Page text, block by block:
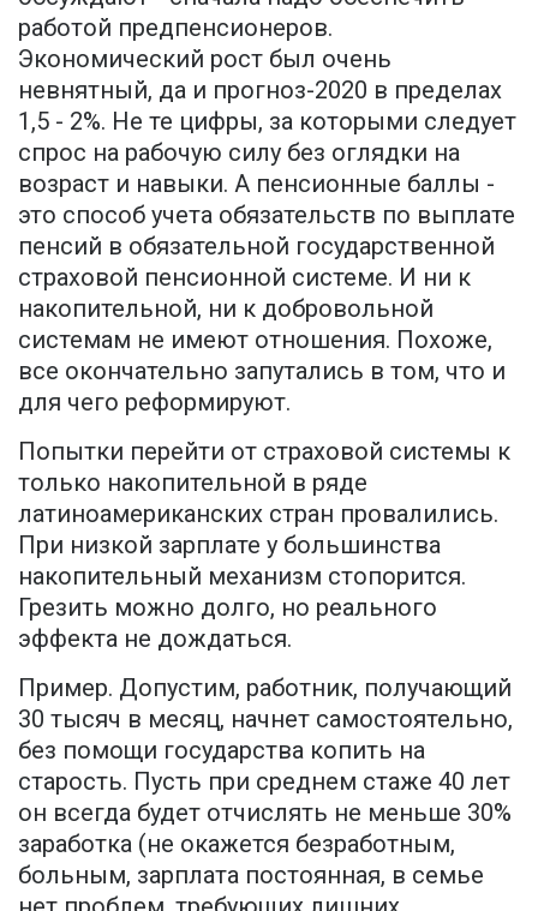
работой предпенсионеров.
Экономический рост был очень
невнятный, да и прогноз-2020 в пределах
1,5 - 2%. Не те цифры, за которыми следует
спрос на рабочую силу без оглядки на
возраст и навыки. А пенсионные баллы -
это способ учета обязательств по выплате
пенсий в обязательной государственной
страховой пенсионной системе. И ни к
накопительной, ни к добровольной
системам не имеют отношения. Похоже,
все окончательно запутались в том, что и
для чего реформируют.
Попытки перейти от страховой системы к
только накопительной в ряде
латиноамериканских стран провалились.
При низкой зарплате у большинства
накопительный механизм стопорится.
Грезить можно долго, но реального
эффекта не дождаться.
Пример. Допустим, работник, получающий
30 тысяч в месяц, начнет самостоятельно,
без помощи государства копить на
старость. Пусть при среднем стаже 40 лет
он всегда будет отчислять не меньше 30%
заработка (не окажется безработным,
больным, зарплата постоянная, в семье